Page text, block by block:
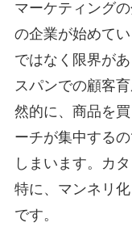
マーケティング
の企業が始めて
ではなく限界が
スパンでの顧客
然的に、商品を
ーチが集中する
しまいます。カ
特に、マンネリ
です。